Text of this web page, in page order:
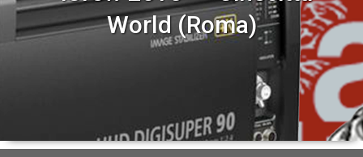
World (Roma)